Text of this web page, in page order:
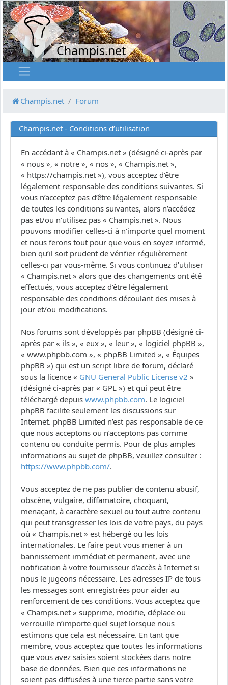
Champis.net
Champis.net Forum
Champis.net - Conditions d’utilisation
En accédant à « Champis.net » (désigné ci-après par
« nous », « notre », « nos », « Champis.net »,
« https://champis.net »), vous acceptez d’être
légalement responsable des conditions suivantes. Si
vous n’acceptez pas d’être légalement responsable
de toutes les conditions suivantes, alors n’accédez
pas et/ou n’utilisez pas « Champis.net ». Nous
pouvons modifier celles-ci à n’importe quel moment
et nous ferons tout pour que vous en soyez informé,
bien qu’il soit prudent de vérifier régulièrement
celles-ci par vous-même. Si vous continuez d’utiliser
« Champis.net » alors que des changements ont été
effectués, vous acceptez d’être légalement
responsable des conditions découlant des mises à
jour et/ou modifications.
Nos forums sont développés par phpBB (désigné ci-
après par « ils », « eux », « leur », « logiciel phpBB »,
« www.phpbb.com », « phpBB Limited », « Équipes
phpBB ») qui est un script libre de forum, déclaré
sous la licence « GNU General Public License v2 »
(désigné ci-après par « GPL ») et qui peut être
téléchargé depuis www.phpbb.com. Le logiciel
phpBB facilite seulement les discussions sur
Internet. phpBB Limited n’est pas responsable de ce
que nous acceptons ou n’acceptons pas comme
contenu ou conduite permis. Pour de plus amples
informations au sujet de phpBB, veuillez consulter :
https://www.phpbb.com/.
Vous acceptez de ne pas publier de contenu abusif,
obscène, vulgaire, diffamatoire, choquant,
menaçant, à caractère sexuel ou tout autre contenu
qui peut transgresser les lois de votre pays, du pays
où « Champis.net » est hébergé ou les lois
internationales. Le faire peut vous mener à un
bannissement immédiat et permanent, avec une
notification à votre fournisseur d’accès à Internet si
nous le jugeons nécessaire. Les adresses IP de tous
les messages sont enregistrées pour aider au
renforcement de ces conditions. Vous acceptez que
« Champis.net » supprime, modifie, déplace ou
verrouille n’importe quel sujet lorsque nous
estimons que cela est nécessaire. En tant que
membre, vous acceptez que toutes les informations
que vous avez saisies soient stockées dans notre
base de données. Bien que ces informations ne
soient pas diffusées à une tierce partie sans votre